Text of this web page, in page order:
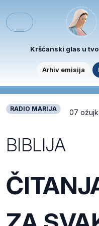
Menu
Kršćanski glas u
Arhiv emisija
RADIO MARIJA 07
BIBLIJA